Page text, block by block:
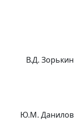
В.Д. Зорькин
Ю.М. Данилов